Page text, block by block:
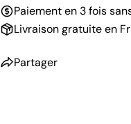
Paiement en 3 fois
Livraison gratuite en
Partager